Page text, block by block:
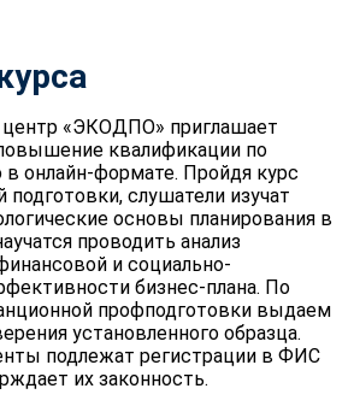
«ЭКОДПО» приглашает
квалификации по
онлайн-формате. Пройдя курс
подготовки, слушатели изучат
основы планирования в
проводить анализ
и социально-
бизнес-плана. По
профподготовки выдаем
установленного образца.
подлежат регистрации в ФИС
их законность.